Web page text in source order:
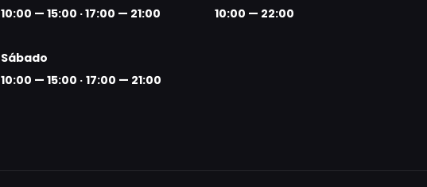
10:00 — 15:00 ·17:00 — 21:00
Sábado
10:00 — 15:00 · 17:00 — 21:00
10:00 — 22:00